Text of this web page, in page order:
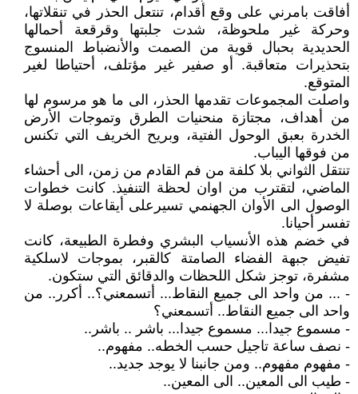
أفاقت بامرني على وقع أقدام، تنتعل الحذر في تنقلاتها،
وحركة غير ملحوظة، شدت جلبتها وقرقعة أحمالها
الحديدية بحبال قوية من الصمت والأنضباط المنسوج
بتحذيرات متعاقبة. أو صفير غير مؤتلف، أحتياطا لغير
المتوقع.
واصلت المجموعات تقدمها الحذر، الى ما هو مرسوم لها
من أهداف، مجتازة منحنيات الطرق وتموجات الأرض
الخدرة بعبق الوحول الفتية، وبريح الخريف التي تكنس
من فوقها اليباب.
تنتقل الثواني بلا كلفة من فم القادم من زمن، الى أحشاء
الماضي، لتقترب من اوان لحظة التنفيذ. كانت خطوات
الوصول الى الأوان الجهنمي تسيرعلى أيقاعات بوصلة لا
تفسر أحيانا.
في خضم هذه الأنسياب البشري وفطرة الطبيعة، كانت
تفيض جبهة الفضاء الصامتة كالقبر، بموجات لاسلكية
مشفرة، توجز شكل اللحظات والدقائق التي ستكون.
- ... من واحد الى جميع النقاط... أتسمعني؟.. أكرر.. من
واحد الى جميع النقاط.. أتسمعني؟
- مسموع جيدا... مسموع جيدا... باشر .. باشر..
- نصف ساعة تاجيل حسب الخطه.. مفهوم..
- مفهوم مفهوم.. ومن جانبنا لا يوجد جديد..
- طيب الى المعين.. الى المعين..